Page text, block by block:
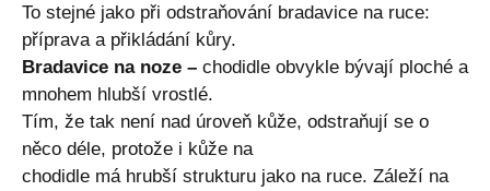
To stejné jako při odstraňování bradavice na ruce:
příprava a přikládání kůry.
Bradavice na noze – chodidle obvykle bývají ploché a
mnohem hlubší vrostlé.
Tím, že tak není nad úroveň kůže, odstraňují se o
něco déle, protože i kůže na
chodidle má hrubší strukturu jako na ruce. Záleží na